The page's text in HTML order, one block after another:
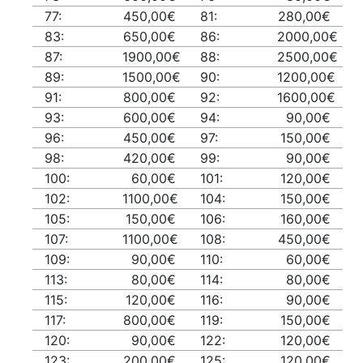
77:
450,00€ 81:
280,00€
83:
650,00€ 86:
2000,00€
87:
1900,00€ 88:
2500,00€
89:
1500,00€ 90:
1200,00€
91:
800,00€ 92:
1600,00€
93:
600,00€ 94:
90,00€
96:
450,00€ 97:
150,00€
98:
420,00€ 99:
90,00€
100:
60,00€ 101:
120,00€
102:
1100,00€ 104:
150,00€
105:
150,00€ 106:
160,00€
107:
1100,00€ 108:
450,00€
109:
90,00€ 110:
60,00€
113:
80,00€ 114:
80,00€
115:
120,00€ 116:
90,00€
117:
800,00€ 119:
150,00€
120:
90,00€ 122:
120,00€